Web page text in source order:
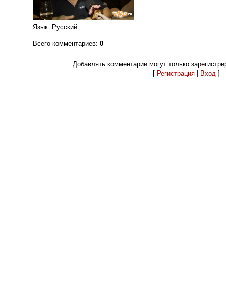
Язык: Русский
Всего комментариев: 0
Добавлять комментарии могут только
[ Регистрация| Вход ]